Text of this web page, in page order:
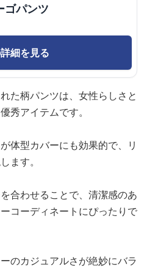
ゴパンツ
細を見る
た柄パンツは、女性らしさと
秀アイテムです。
体型カバーにも効果的で、リ
ます。
合わせることで、清潔感のあ
コーディネートにぴったりで
のカジュアルさが絶妙にバラ